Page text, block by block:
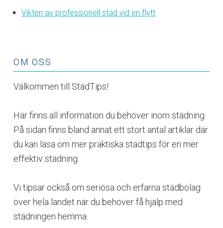
Vikten av professionell städ vid en flytt
OM OSS
Välkommen till StädTips!
Här finns all information du behöver inom städning.
På sidan finns bland annat ett stort antal artiklar där
du kan läsa om mer praktiska städtips för en mer
effektiv städning.
Vi tipsar också om seriösa och erfarna städbolag
över hela landet när du behöver få hjälp med
städningen hemma.